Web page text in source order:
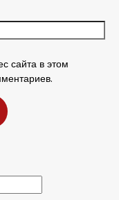
сайта в этом